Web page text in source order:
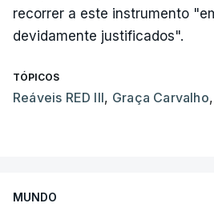
recorrer a este instrumento
devidamente justificados".
TÓPICOS
Reáveis RED III, Graça Carvalho,
MUNDO